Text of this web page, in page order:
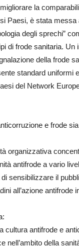
la
Paesi, è stata messa
degli sprechi”
di frode sanitaria. Un
della frode
standard uniformi
del Network
e frode
organizzativa
antifrode a vario
sensibilizzare il
all’azione antifrode
cultura antifrode e
nell’ambito della